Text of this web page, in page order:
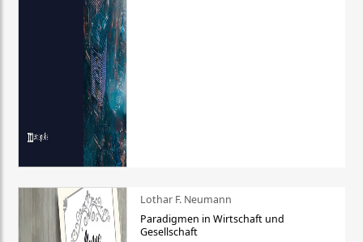
Lothar F. Neumann
Paradigmen in Wirtschaft und
Gesellschaft